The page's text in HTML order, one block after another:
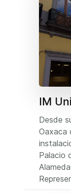
IM
Desde
Oaxaca
Palacio